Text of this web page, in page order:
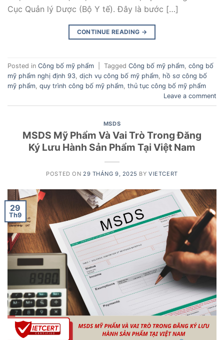
Cục Quản lý Dược (Bộ Y tế). Đây là bước […]
CONTINUE READING →
Posted in Công bố mỹ phẩm Tagged Công bố mỹ phẩm, công bố
mỹ phẩm nghị định 93, dịch vụ công bố mỹ phẩm, hồ sơ công bố
mỹ phẩm, quy trình công bố mỹ phẩm, thủ tục công bố mỹ phẩm
Leave a comment
MSDS
MSDS Mỹ Phẩm Và Vai Trò Trong Đăng
Ký Lưu Hành Sản Phẩm Tại Việt Nam
POSTED ON 29 THÁNG 9, 2025 BYVIETCERT
29
Th9